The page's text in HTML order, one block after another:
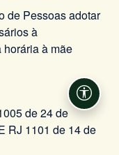
de Pessoas adotar
à
horária à mãe
de 24 de
RJ 1101 de 14 de